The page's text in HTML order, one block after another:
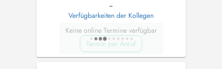
--
Verfügbarkeiten der Kollegen
Keine online Termine verfügbar
Termin per Anruf